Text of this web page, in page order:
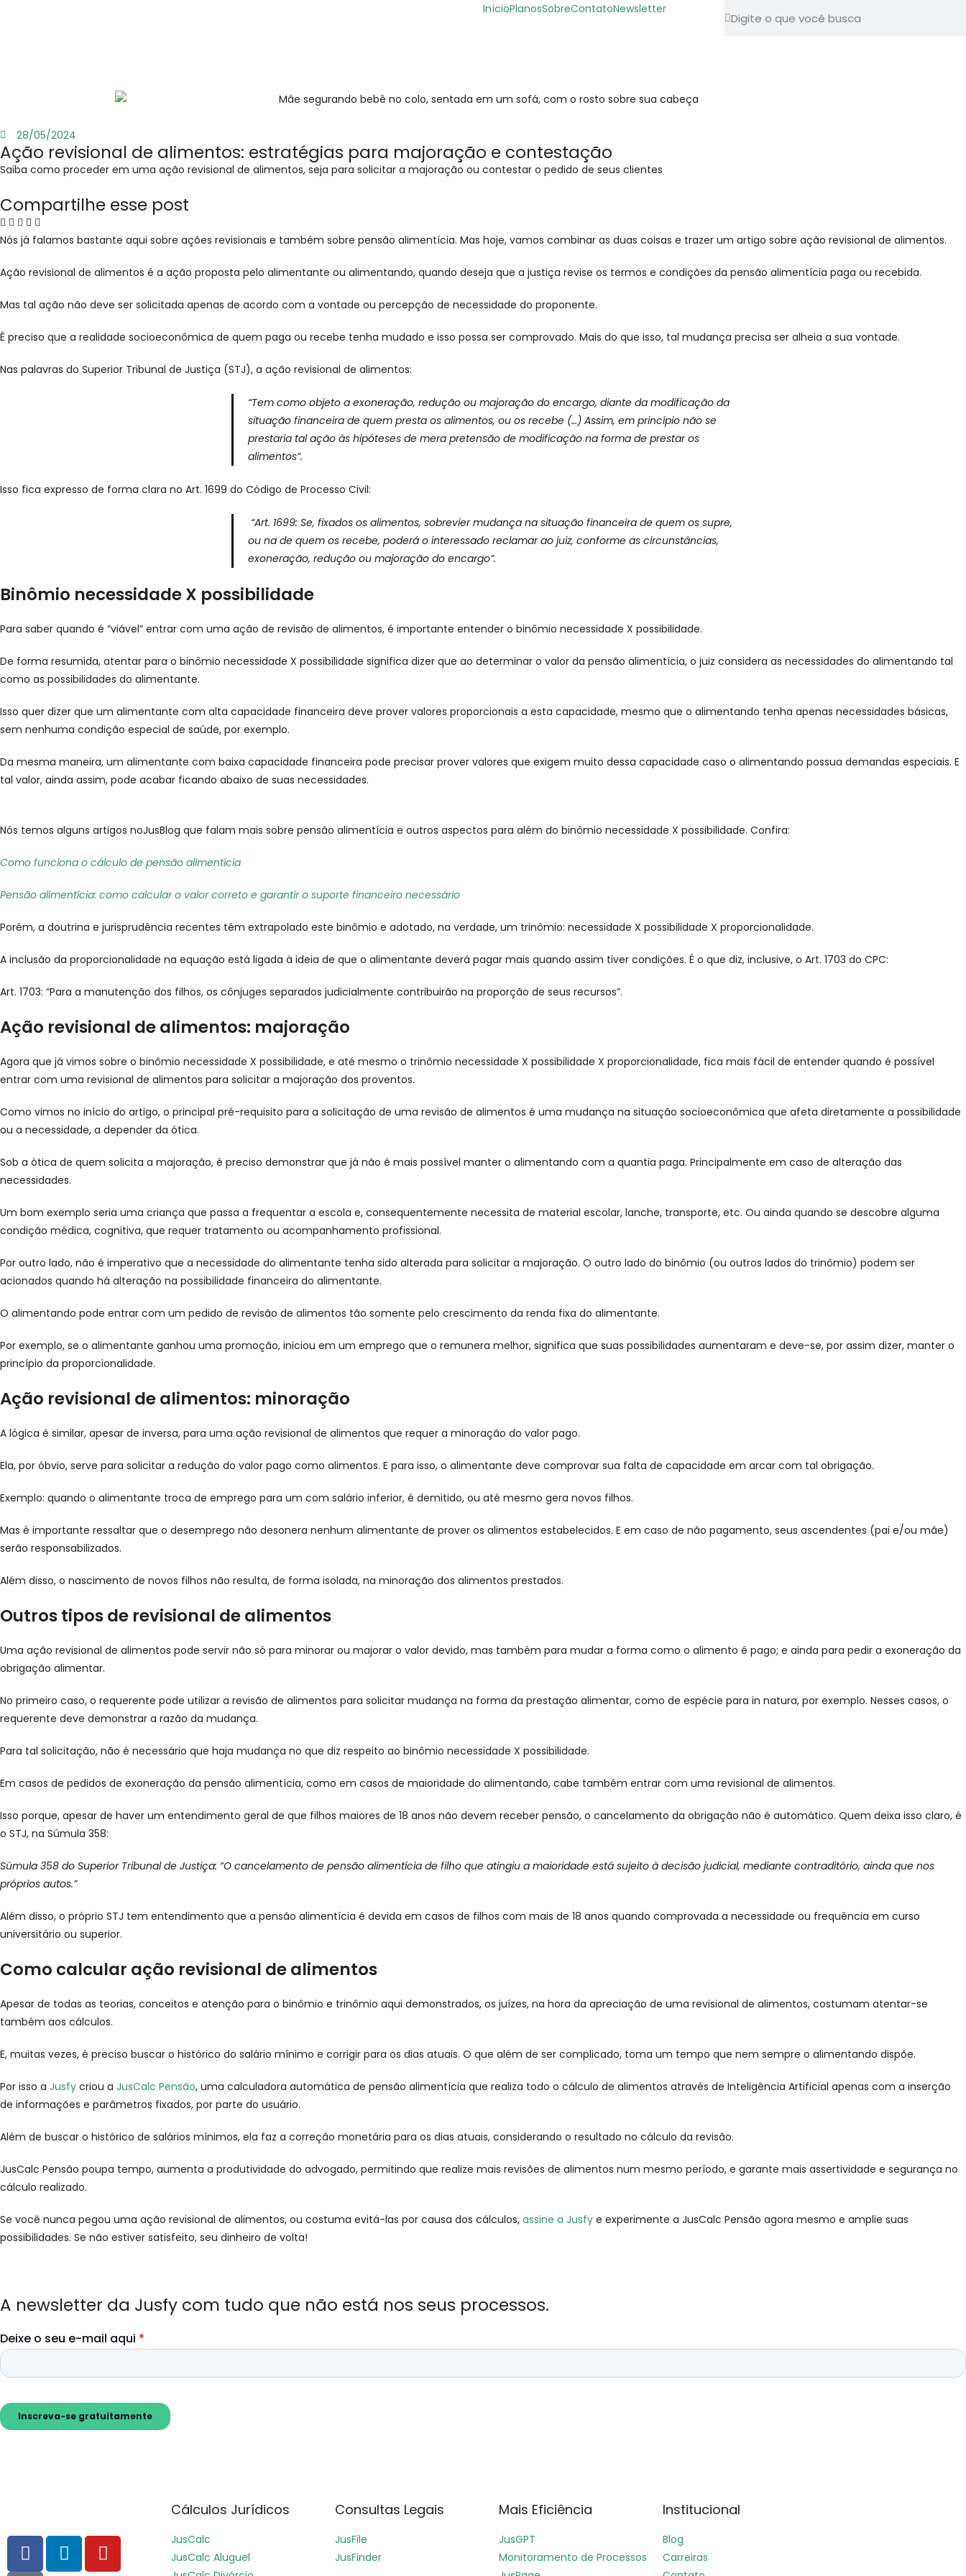
InícioPlanosSobreContatoNewsletter
28/05/2024
Ação revisional de alimentos: estratégias para majoração e contestação
Saiba como proceder em uma ação revisional de alimentos, seja para solicitar a majoração ou contestar o pedido de seus clientes
Compartilhe esse post
Nós já falamos bastante aqui sobre ações revisionais e também sobre pensão alimentícia. Mas hoje, vamos combinar as duas coisas e trazer um artigo sobre ação revisional de alimentos.
Ação revisional de alimentos é a ação proposta pelo alimentante ou alimentando, quando deseja que a justiça revise os termos e condições da pensão alimentícia paga ou recebida.
Mas tal ação não deve ser solicitada apenas de acordo com a vontade ou percepção de necessidade do proponente.
É preciso que a realidade socioeconômica de quem paga ou recebe tenha mudado e isso possa ser comprovado. Mais do que isso, tal mudança precisa ser alheia a sua vontade.
Nas palavras do Superior Tribunal de Justiça (STJ), a ação revisional de alimentos:
“Tem como objeto a exoneração, redução ou majoração do encargo, diante da modificação da
situação financeira de quem presta os alimentos, ou os recebe (…) Assim, em princípio não se
prestaria tal ação às hipóteses de mera pretensão de modificação na forma de prestar os
alimentos”.
Isso fica expresso de forma clara no Art. 1699 do Código de Processo Civil:
“Art. 1699: Se, fixados os alimentos, sobrevier mudança na situação financeira de quem os supre,
ou na de quem os recebe, poderá o interessado reclamar ao juiz, conforme as circunstâncias,
exoneração, redução ou majoração do encargo”.
Binômio necessidade X possibilidade
Para saber quando é “viável” entrar com uma ação de revisão de alimentos, é importante entender o binômio necessidade X possibilidade.
De forma resumida, atentar para o binômio necessidade X possibilidade significa dizer que ao determinar o valor da pensão alimentícia, o juiz considera as necessidades do alimentando tal
como as possibilidades do alimentante.
Isso quer dizer que um alimentante com alta capacidade financeira deve prover valores proporcionais a esta capacidade, mesmo que o alimentando tenha apenas necessidades básicas,
sem nenhuma condição especial de saúde, por exemplo.
Da mesma maneira, um alimentante com baixa capacidade financeira pode precisar prover valores que exigem muito dessa capacidade caso o alimentando possua demandas especiais. E
tal valor, ainda assim, pode acabar ficando abaixo de suas necessidades.
Nós temos alguns artigos noJusBlog que falam mais sobre pensão alimentícia e outros aspectos para além do binômio necessidade X possibilidade. Confira:
Como funciona o cálculo de pensão alimentícia
Pensão alimentícia: como calcular o valor correto e garantir o suporte financeiro necessário
Porém, a doutrina e jurisprudência recentes têm extrapolado este binômio e adotado, na verdade, um trinômio: necessidade X possibilidade X proporcionalidade.
A inclusão da proporcionalidade na equação está ligada à ideia de que o alimentante deverá pagar mais quando assim tiver condições. É o que diz, inclusive, o Art. 1703 do CPC:
Art. 1703: “Para a manutenção dos filhos, os cônjuges separados judicialmente contribuirão na proporção de seus recursos”.
Ação revisional de alimentos: majoração
Agora que já vimos sobre o binômio necessidade X possibilidade, e até mesmo o trinômio necessidade X possibilidade X proporcionalidade, fica mais fácil de entender quando é possível
entrar com uma revisional de alimentos para solicitar a majoração dos proventos.
Como vimos no início do artigo, o principal pré-requisito para a solicitação de uma revisão de alimentos é uma mudança na situação socioeconômica que afeta diretamente a possibilidade
ou a necessidade, a depender da ótica.
Sob a ótica de quem solicita a majoração, é preciso demonstrar que já não é mais possível manter o alimentando com a quantia paga. Principalmente em caso de alteração das
necessidades.
Um bom exemplo seria uma criança que passa a frequentar a escola e, consequentemente necessita de material escolar, lanche, transporte, etc. Ou ainda quando se descobre alguma
condição médica, cognitiva, que requer tratamento ou acompanhamento profissional.
Por outro lado, não é imperativo que a necessidade do alimentante tenha sido alterada para solicitar a majoração. O outro lado do binômio (ou outros lados do trinômio) podem ser
acionados quando há alteração na possibilidade financeira do alimentante.
O alimentando pode entrar com um pedido de revisão de alimentos tão somente pelo crescimento da renda fixa do alimentante.
Por exemplo, se o alimentante ganhou uma promoção, iniciou em um emprego que o remunera melhor, significa que suas possibilidades aumentaram e deve-se, por assim dizer, manter o
princípio da proporcionalidade.
Ação revisional de alimentos: minoração
A lógica é similar, apesar de inversa, para uma ação revisional de alimentos que requer a minoração do valor pago.
Ela, por óbvio, serve para solicitar a redução do valor pago como alimentos. E para isso, o alimentante deve comprovar sua falta de capacidade em arcar com tal obrigação.
Exemplo: quando o alimentante troca de emprego para um com salário inferior, é demitido, ou até mesmo gera novos filhos.
Mas é importante ressaltar que o desemprego não desonera nenhum alimentante de prover os alimentos estabelecidos. E em caso de não pagamento, seus ascendentes (pai e/ou mãe)
serão responsabilizados.
Além disso, o nascimento de novos filhos não resulta, de forma isolada, na minoração dos alimentos prestados.
Outros tipos de revisional de alimentos
Uma ação revisional de alimentos pode servir não só para minorar ou majorar o valor devido, mas também para mudar a forma como o alimento é pago; e ainda para pedir a exoneração da
obrigação alimentar.
No primeiro caso, o requerente pode utilizar a revisão de alimentos para solicitar mudança na forma da prestação alimentar, como de espécie para in natura, por exemplo. Nesses casos, o
requerente deve demonstrar a razão da mudança.
Para tal solicitação, não é necessário que haja mudança no que diz respeito ao binômio necessidade X possibilidade.
Em casos de pedidos de exoneração da pensão alimentícia, como em casos de maioridade do alimentando, cabe também entrar com uma revisional de alimentos.
Isso porque, apesar de haver um entendimento geral de que filhos maiores de 18 anos não devem receber pensão, o cancelamento da obrigação não é automático. Quem deixa isso claro, é
o STJ, na Súmula 358:
Súmula 358 do Superior Tribunal de Justiça: “O cancelamento de pensão alimentícia de filho que atingiu a maioridade está sujeito à decisão judicial, mediante contraditório, ainda que nos
próprios autos.”
Além disso, o próprio STJ tem entendimento que a pensão alimentícia é devida em casos de filhos com mais de 18 anos quando comprovada a necessidade ou frequência em curso
universitário ou superior.
Como calcular ação revisional de alimentos
Apesar de todas as teorias, conceitos e atenção para o binômio e trinômio aqui demonstrados, os juízes, na hora da apreciação de uma revisional de alimentos, costumam atentar-se
também aos cálculos.
E, muitas vezes, é preciso buscar o histórico do salário mínimo e corrigir para os dias atuais. O que além de ser complicado, toma um tempo que nem sempre o alimentando dispõe.
Por isso a Jusfy criou a JusCalc Pensão, uma calculadora automática de pensão alimentícia que realiza todo o cálculo de alimentos através de Inteligência Artificial apenas com a inserção
de informações e parâmetros fixados, por parte do usuário.
Além de buscar o histórico de salários mínimos, ela faz a correção monetária para os dias atuais, considerando o resultado no cálculo da revisão.
JusCalc Pensão poupa tempo, aumenta a produtividade do advogado, permitindo que realize mais revisões de alimentos num mesmo período, e garante mais assertividade e segurança no
cálculo realizado.
Se você nunca pegou uma ação revisional de alimentos, ou costuma evitá-las por causa dos cálculos, assine a Jusfy e experimente a JusCalc Pensão agora mesmo e amplie suas
possibilidades. Se não estiver satisfeito, seu dinheiro de volta!
A newsletter da Jusfy com tudo que não está nos seus processos.
Cálculos Jurídicos
JusCalc
JusCalc Aluguel
Consultas Legais
JusFile
JusFinder
Mais Eficiência
JusGPT
Monitoramento de Processos
Institucional
Blog
Carreiras